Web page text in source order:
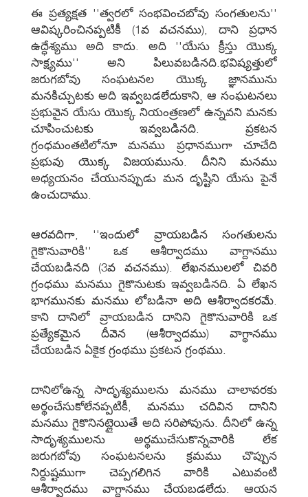
ఈ ప్రత్యక్షత ''త్వరలో సంభవించబోవు సంగతులను''
ఆవిష్కరించినప్పటికీ (1వ వచనము), దాని ప్రధాన
ఉద్ధేశ్యము అది కాదు. అది ''యేసు క్రీస్తు యొక్క
సాక్ష్యము'' అని పిలువబడినది.భవిష్యత్తులో
జరుగబోవు సంఘటనల యొక్క జ్ఞానమును
మనకిచ్చుటకు అది ఇవ్వబడలేదుకాని, ఆ సంఘటనలు
ప్రభువైన యేసు యొక్క నియంత్రణలో ఉన్నవని మనకు
చూపించుటకు ఇవ్వబడినది. ప్రకటన
గ్రంధమంతటిలోనూ మనము ప్రధానముగా చూచేది
ప్రభువు యొక్క విజయమును. దీనిని మనము
అధ్యయనం చేయునప్పుడు మన దృష్టిని యేసు పైనే
ఉంచుదాము.
ఆరవదిగా, ''ఇందులో వ్రాయబడిన సంగతులను
గైకొనువారికి'' ఒక ఆశీర్వాదము వాగ్దానము
చేయబడినది (3వ వచనము). లేఖనములలో చివరి
గ్రంధము మనము గైకొనుటకు ఇవ్వబడినది. ఏ లేఖన
భాగమునకు మనము లోబడినా అది ఆశీర్వాదకరమే.
కాని దానిలో వ్రాయబడిన దానిని గైకొనువారికి ఒక
ప్రత్యేకమైన దీవెన (ఆశీర్వాదము) వాగ్ధానము
చేయబడిన ఏకైక గ్రంథము ప్రకటన గ్రంథము.
దానిలోఉన్న సాదృశ్యములను మనము చాలావరకు
అర్థంచేసుకోలేనప్పటికీ, మనము చదివిన దానిని
మనము గైకొనినట్లైయితే అది సరిపోవును. దీనిలో ఉన్న
సాదృశ్యములను అర్థముచేసుకొన్నవారికి లేక
జరుగబోవు సంఘటనలను క్రమము చొప్పున
నిర్దుష్టముగా చెప్పగలిగిన వారికి ఎటువంటి
ఆశీర్వాదము వాగ్దానము చేయబడలేదు. ఆయన